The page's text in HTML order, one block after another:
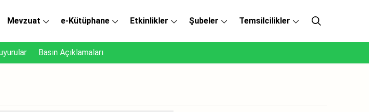
Mevzuat e-Kütüphane Etkinlikler Şubeler Temsilcilikler
Basın Açıklamaları